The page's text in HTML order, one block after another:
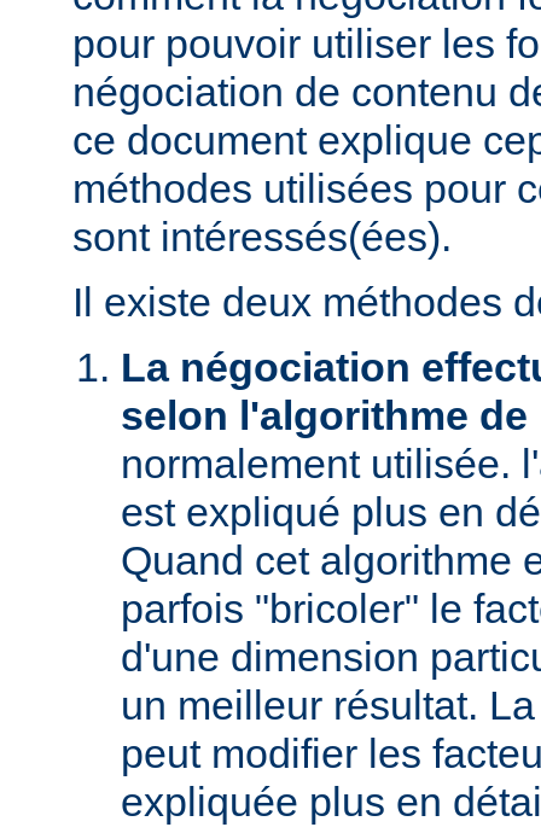
pour pouvoir utiliser les
négociation de contenu
ce document explique
méthodes utilisées pour
sont intéressés(ées).
Il existe deux méthodes
La négociation
selon l'algorithme de
normalement utilisée.
est expliqué plus en
Quand cet algorithme
parfois "bricoler" le
d'une dimension
un meilleur résultat.
peut modifier les
expliquée plus en